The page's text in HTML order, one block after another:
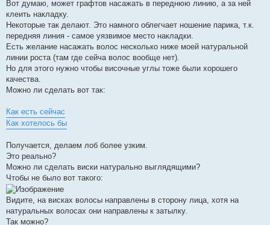
Вот думаю, может графтов насажать в переднюю линию, а за ней
клеить накладку.
Некоторые так делают. Это намного облегчает ношение парика, т.к.
передняя линия - самое уязвимое место накладки.
Есть желание насажать волос несколько ниже моей натуральной
линии роста (там где сейча волос вообще нет).
Но для этого нужно чтобы височные углы тоже были хорошего
качества.
Можно ли сделать вот так:
Как есть сейчас
Как хотелось бы
Получается, делаем лоб более узким.
Это реально?
Можно ли сделать виски натурально выглядящими?
Чтобы не было вот такого:
Видите, на висках волосы направлены в сторону лица, хотя на
натуральных волосах они направлены к затылку.
Так можно?